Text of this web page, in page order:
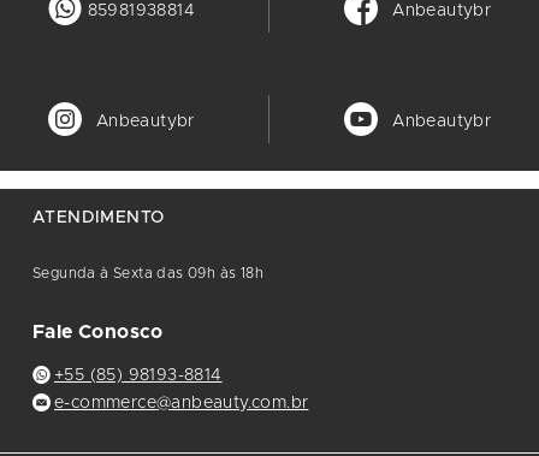
85981938814 Anbeautybr
Anbeautybr Anbeautybr
ATENDIMENTO
Segunda à Sexta das 09h às 18h
Fale Conosco
+55 (85) 98193-8814
e-commerce@anbeauty.com.br